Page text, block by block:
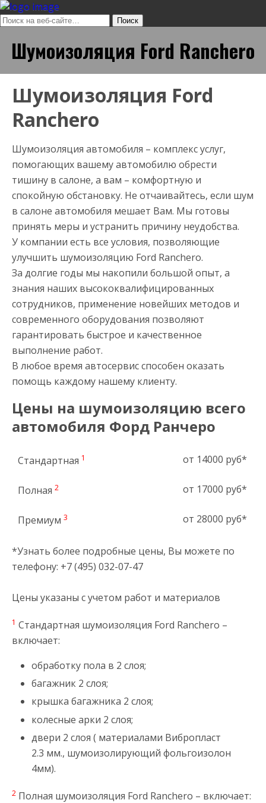
Шумоизоляция Ford Ranchero
Шумоизоляция Ford
Ranchero
Шумоизоляция автомобиля – комплекс услуг,
помогающих вашему автомобилю обрести
тишину в салоне, а вам – комфортную и
спокойную обстановку. Не отчаивайтесь, если шум
в салоне автомобиля мешает Вам. Мы готовы
принять меры и устранить причину неудобства.
У компании есть все условия, позволяющие
улучшить шумоизоляцию Ford Ranchero.
За долгие годы мы накопили большой опыт, а
знания наших высококвалифицированных
сотрудников, применение новейших методов и
современного оборудования позволяют
гарантировать быстрое и качественное
выполнение работ.
В любое время автосервис способен оказать
помощь каждому нашему клиенту.
Цены на шумоизоляцию всего
автомобиля Форд Ранчеро
Стандартная 1 от 14000 руб*
Полная 2 от 17000 руб*
Премиум 3 от 28000 руб*
*Узнать более подробные цены, Вы можете по
телефону: +7 (495) 032-07-47
Цены указаны с учетом работ и материалов
1 Стандартная шумоизоляция Ford Ranchero –
включает:
обработку пола в 2 слоя;
багажник 2 слоя;
крышка багажника 2 слоя;
колесные арки 2 слоя;
двери 2 слоя ( материалами Вибропласт
2.3 мм., шумоизолирующий фольгоизолон
4мм).
2 Полная шумоизоляция Ford Ranchero – включает: